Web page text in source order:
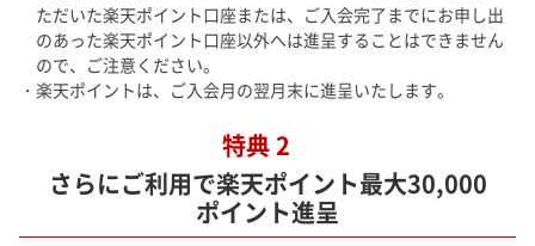
ただいた楽天ポイント口座または、ご入会完了までにお申し出
のあった楽天ポイント口座以外へは進呈することはできません
ので、ご注意ください。
・楽天ポイントは、ご入会月の翌月末に進呈いたします。
特典 2
さらにご利用で楽天ポイント最大30,000
ポイント進呈